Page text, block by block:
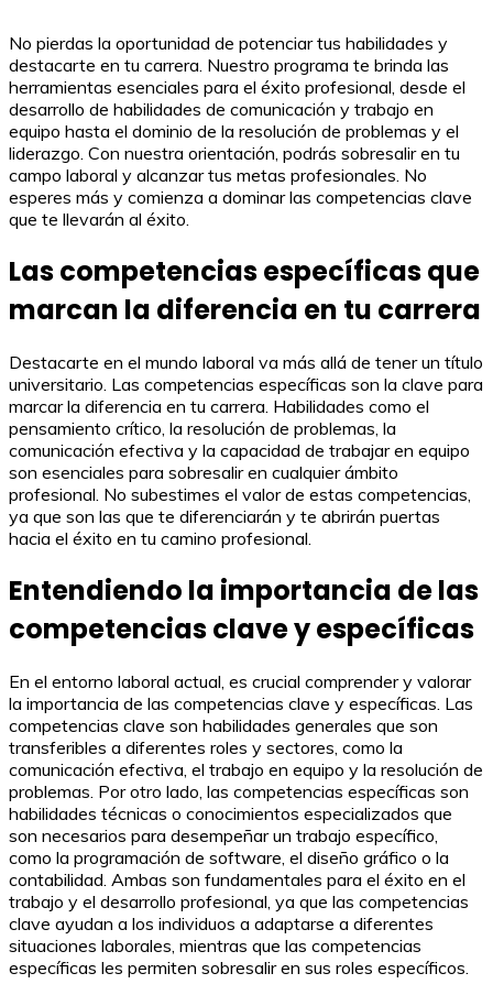
No pierdas la oportunidad de potenciar tus habilidades y
destacarte en tu carrera. Nuestro programa te brinda las
herramientas esenciales para el éxito profesional, desde el
desarrollo de habilidades de comunicación y trabajo en
equipo hasta el dominio de la resolución de problemas y el
liderazgo. Con nuestra orientación, podrás sobresalir en tu
campo laboral y alcanzar tus metas profesionales. No
esperes más y comienza a dominar las competencias clave
que te llevarán al éxito.
Las competencias específicas que
marcan la diferencia en tu carrera
Destacarte en el mundo laboral va más allá de tener un título
universitario. Las competencias específicas son la clave para
marcar la diferencia en tu carrera. Habilidades como el
pensamiento crítico, la resolución de problemas, la
comunicación efectiva y la capacidad de trabajar en equipo
son esenciales para sobresalir en cualquier ámbito
profesional. No subestimes el valor de estas competencias,
ya que son las que te diferenciarán y te abrirán puertas
hacia el éxito en tu camino profesional.
Entendiendo la importancia de las
competencias clave y específicas
En el entorno laboral actual, es crucial comprender y valorar
la importancia de las competencias clave y específicas. Las
competencias clave son habilidades generales que son
transferibles a diferentes roles y sectores, como la
comunicación efectiva, el trabajo en equipo y la resolución de
problemas. Por otro lado, las competencias específicas son
habilidades técnicas o conocimientos especializados que
son necesarios para desempeñar un trabajo específico,
como la programación de software, el diseño gráfico o la
contabilidad. Ambas son fundamentales para el éxito en el
trabajo y el desarrollo profesional, ya que las competencias
clave ayudan a los individuos a adaptarse a diferentes
situaciones laborales, mientras que las competencias
específicas les permiten sobresalir en sus roles específicos.